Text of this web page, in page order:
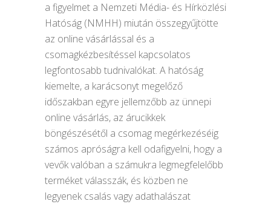
a figyelmet a Nemzeti Média- és Hírközlési
Hatóság (NMHH) miután összegyűjtötte
az online vásárlással és a
csomagkézbesítéssel kapcsolatos
legfontosabb tudnivalókat. A hatóság
kiemelte, a karácsonyt megelőző
időszakban egyre jellemzőbb az ünnepi
online vásárlás, az árucikkek
böngészésétől a csomag megérkezéséig
számos apróságra kell odafigyelni, hogy a
vevők valóban a számukra legmegfelelőbb
terméket válasszák, és közben ne
legyenek csalás vagy adathalászat